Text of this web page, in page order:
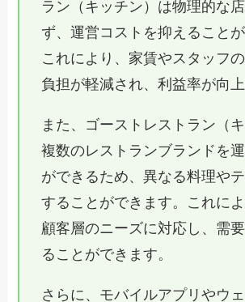
ラン（キッチン）は物理的な
ず、運営コストを抑えることが
これにより、家賃やスタッフ
負担が軽減され、利益率が向上
また、ゴーストレストラン（
複数のレストランブランドを
ができるため、異なる料理や
することができます。これに
顧客層のニーズに対応し、需
ることができます。
さらに、モバイルアプリやウ